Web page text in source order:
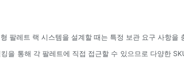
팔레트 랙 시스템을 설계할 때는 특정 보관 요구 사항을
을 통해 각 팔레트에 직접 접근할 수 있으므로 다양한